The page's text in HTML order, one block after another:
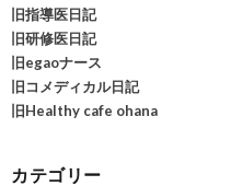
旧指導医日記
旧研修医日記
旧egaoナース
旧コメディカル日記
旧Healthy cafe ohana
カテゴリー